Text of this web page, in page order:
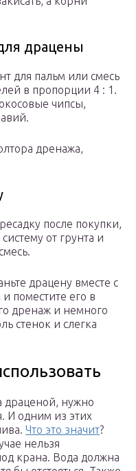
драцены
для пальм или смесь
в пропорции 4 : 1.
чипсы,
дренажа,
после покупки,
от грунта и
драцену вместе с
поместите его в
дренаж и немного
стенок и слегка
драценой, нужно
И одним из этих
Что это значит?
нельзя
крана. Вода должна